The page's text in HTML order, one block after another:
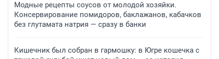
Модные рецепты соусов от молодой хозяйки.
Консервирование помидоров, баклажанов, кабачков
без глутамата натрия — сразу в банки
Кишечник был собран в гармошку: в Югре кошечка с